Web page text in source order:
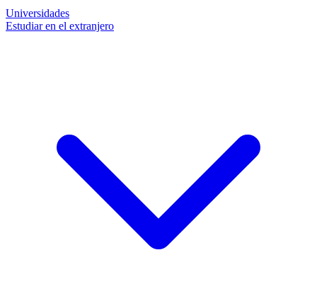
Universidades
Estudiar en el extranjero